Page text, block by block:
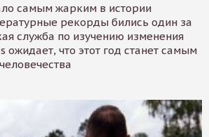
самым жарким в истории
рекорды бились один за
служба по изучению изменения
ожидает, что этот год станет самым